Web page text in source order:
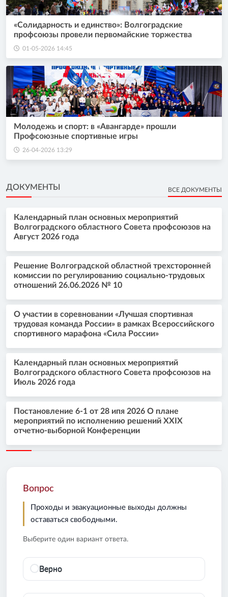
«Солидарность и единство»: Волгоградские
профсоюзы провели первомайские торжества
01-05-2026 14:45
Молодежь и спорт: в «Авангарде» прошли
Профсоюзные спортивные игры
26-04-2026 13:29
ДОКУМЕНТЫ ВСЕ ДОКУМЕНТЫ
Календарный план основных мероприятий
Волгоградского областного Совета профсоюзов на
Август 2026 года
Решение Волгоградской областной трехсторонней
комиссии по регулированию социально-трудовых
отношений 26.06.2026 № 10
О участии в соревновании «Лучшая спортивная
трудовая команда России» в рамках Всероссийского
спортивного марафона «Сила России»
Календарный план основных мероприятий
Волгоградского областного Совета профсоюзов на
Июль 2026 года
Постановление 6-1 от 28 ипя 2026 О плане
мероприятий по исполнению решений XXIX
отчетно-выборной Конференции
Вопрос
Проходы и эвакуационные выходы должны
оставаться свободными.
Выберите один вариант ответа.
Верно